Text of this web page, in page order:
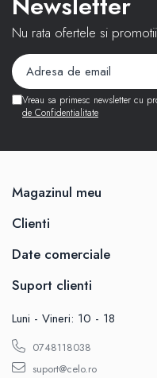
Nu rata ofertele si
Vreau sa primesc newsletter cu
de Confidentialitate
Magazinul meu
Clienti
Date comerciale
Suport clienti
Luni - Vineri: 10 - 18
0748118038
suport@celo.ro